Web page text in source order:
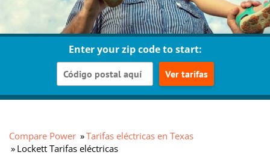
Enter your zip code to start:
Ver tarifas
Compare Power
Tarifas eléctricas en Texas
Lockett Tarifas eléctricas